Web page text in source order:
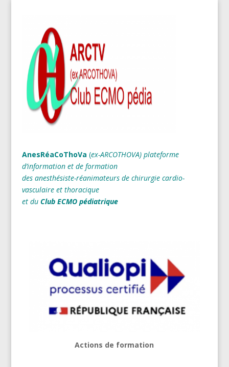
AnesRéaCoThoVa (ex-ARCOTHOVA) plateforme
d’information et de formation
des anesthésiste-réanimateurs de chirurgie cardio-
vasculaire et thoracique
et du Club ECMO pédiatrique
Actions de formation